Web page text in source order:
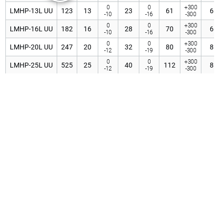
LMHP-13L UU 123 13
0
-10
23
0
-16
61
+300
-300
6
LMHP-16L UU 182 16
0
-10
28
0
-16
70
+300
-300
6
LMHP-20L UU 247 20
0
-12
32
0
-19
80
+300
-300
8
LMHP-25L UU 525 25
0
-12
40
0
-19
112
+300
-300
8